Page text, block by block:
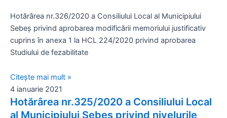
Hotărârea nr.326/2020 a Consiliului Local al Municipiului
Sebeș privind aprobarea modificării memoriului justificativ
cuprins în anexa 1 la HCL 224/2020 privind aprobarea
Studiului de fezabilitate
Citește mai mult »
4 ianuarie 2021
Hotărârea nr.325/2020 a Consiliului Local
al Municipiului Sebeș privind nivelurile